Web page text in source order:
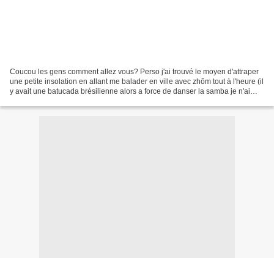
Coucou les gens comment allez vous? Perso j'ai trouvé le moyen d'attraper
une petite insolation en allant me balader en ville avec zhôm tout à l'heure (il
y avait une batucada brésilienne alors a force de danser la samba je n'ai